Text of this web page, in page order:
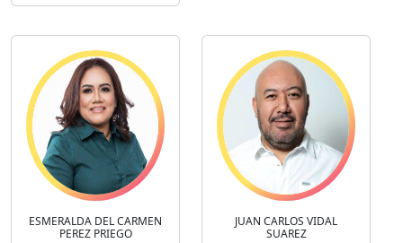
ESMERALDA DEL CARMEN
PEREZ PRIEGO
JUAN CARLOS VIDAL
SUAREZ